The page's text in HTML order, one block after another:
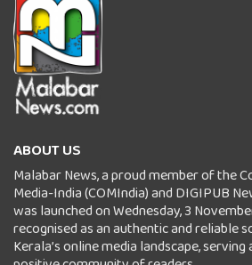
ABOUT US
Malabar News, a proud member of the
Media-India (COMIndia) and DIGIPUB
was launched on Wednesday, 3
recognised as an authentic and reliable
Kerala’s online media landscape,